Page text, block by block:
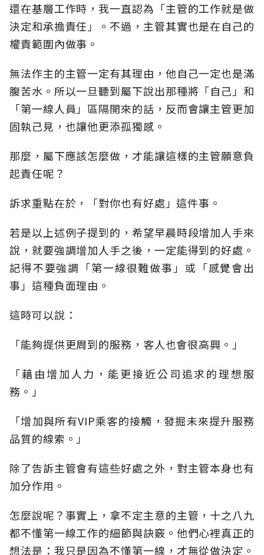
還在基層工作時，我一直認為「主管的工作就是做
決定和承擔責任」。不過，主管其實也是在自己的
權責範圍內做事。
無法作主的主管一定有其理由，他自己一定也是滿
腹苦水。所以一旦聽到屬下說出那種將「自己」和
「第一線人員」區隔開來的話，反而會讓主管更加
固執己見，也讓他更添孤獨感。
那麼，屬下應該怎麼做，才能讓這樣的主管願意負
起責任呢？
訴求重點在於，「對你也有好處」這件事。
若是以上述例子提到的，希望早晨時段增加人手來
說，就要強調增加人手之後，一定能得到的好處。
記得不要強調「第一線很難做事」或「感覺會出
事」這種負面理由。
這時可以說：
「能夠提供更周到的服務，客人也會很高興。」
「藉由增加人力，能更接近公司追求的理想服
務。」
「增加與所有VIP乘客的接觸，發掘未來提升服務
品質的線索。」
除了告訴主管會有這些好處之外，對主管本身也有
加分作用。
怎麼說呢？事實上，拿不定主意的主管，十之八九
都不懂第一線工作的細節與訣竅。他們心裡真正的
想法是：我只是因為不懂第一線，才無從做決定。